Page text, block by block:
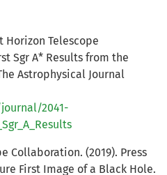
Horizon Telescope
Sgr A* Results from the
Astrophysical Journal
2041-
Collaboration. (2019). Press
First Image of a Black Hole.